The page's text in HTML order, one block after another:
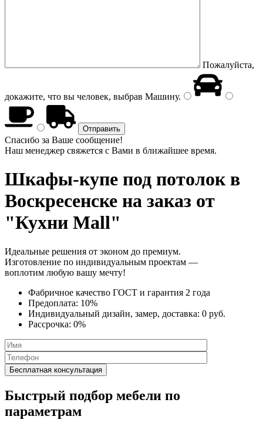
Пожалуйста,
докажите, что вы человек, выбрав Машину.
Спасибо за Ваше сообщение!
Наш менеджер свяжется с Вами в ближайшее время.
Шкафы-купе под потолокв
Воскресенске на заказ от
"Кухни Mall"
Идеальные решения от эконом до премиум.
Изготовление по индивидуальным проектам —
воплотим любую вашу мечту!
Фабричное качество ГОСТ и гарантия 2 года
Предоплата: 10%
Индивидуальный дизайн, замер, доставка: 0 руб.
Рассрочка: 0%
Быстрый подбор мебели по
параметрам